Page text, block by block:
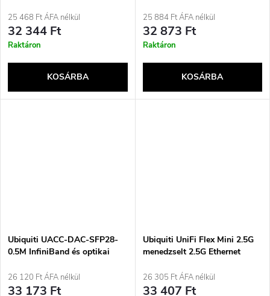
25 468 Ft ÁFA nélkül
32 344 Ft
Raktáron
KOSÁRBA
25 884 Ft ÁFA nélkül
32 873 Ft
Raktáron
KOSÁRBA
Ubiquiti UACC-DAC-SFP28-
0.5M InfiniBand és optikai
26 120 Ft ÁFA nélkül
33 173 Ft
Ubiquiti UniFi Flex Mini 2.5G
menedzselt 2.5G Ethernet
Ethernet (PoE) támogatással,
asztali, fehér
26 305 Ft ÁFA nélkül
33 407 Ft